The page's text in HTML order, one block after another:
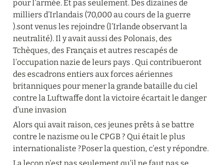
pour l’armée. Et pas seulement. Des dizaines de
milliers d’Irlandais (70,000 au cours de la guerre
).sont venus les rejoindre (l’Irlande observant la
neutralité). Il y avait aussi des Polonais, des
Tchèques, des Français et autres rescapés de
l’occupation nazie de leurs pays . Qui contribueront
des escadrons entiers aux forces aériennes
britanniques pour mener la grande bataille du ciel
contre la Luftwaffe dont la victoire écartait le danger
d’une invasion
Alors qui avait raison, ces jeunes prêts à se battre
contre le nazisme ou le CPGB ? Qui était le plus
internationaliste ?Poser la question, c’est y répondre.